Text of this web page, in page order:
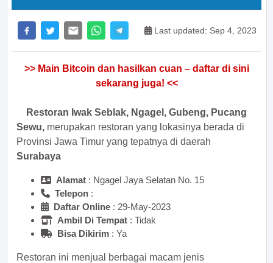
Last updated: Sep 4, 2023
>> Main Bitcoin dan hasilkan cuan – daftar di sini
sekarang juga! <<
Restoran Iwak Seblak, Ngagel, Gubeng, Pucang
Sewu, merupakan restoran yang lokasinya berada di
Provinsi Jawa Timur yang tepatnya di daerah
Surabaya
Alamat : Ngagel Jaya Selatan No. 15
Telepon :
Daftar Online : 29-May-2023
Ambil Di Tempat : Tidak
Bisa Dikirim : Ya
Restoran ini menjual berbagai macam jenis